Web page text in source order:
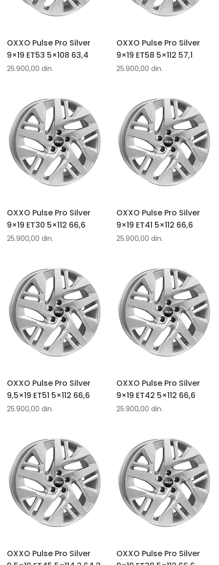
OXXO Pulse Pro Silver
9×19 ET53 5×108 63,4
25.900,00 din.
OXXO Pulse Pro Silver
9×19 ET58 5×112 57,1
25.900,00 din.
OXXO Pulse Pro Silver
9×19 ET30 5×112 66,6
25.900,00 din.
OXXO Pulse Pro Silver
9×19 ET41 5×112 66,6
25.900,00 din.
OXXO Pulse Pro Silver
9,5×19 ET51 5×112 66,6
25.900,00 din.
OXXO Pulse Pro Silver
9×19 ET42 5×112 66,6
25.900,00 din.
OXXO Pulse Pro Silver
OXXO Pulse Pro Silver